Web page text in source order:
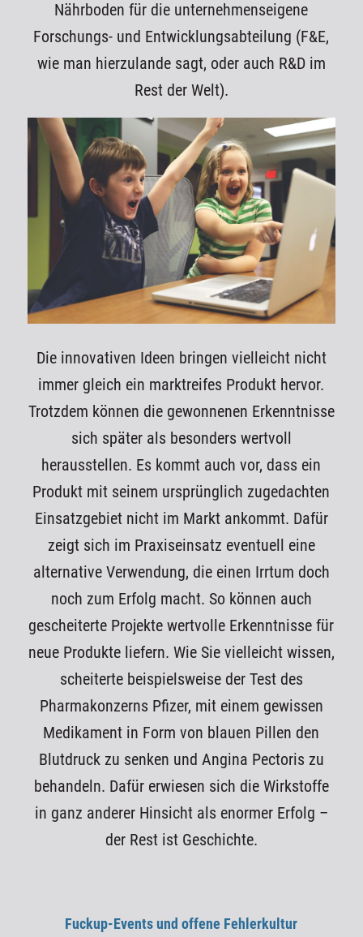
Nährboden für die unternehmenseigene
Forschungs- und Entwicklungsabteilung (F&E,
wie man hierzulande sagt, oder auch R&D im
Rest der Welt).
Die innovativen Ideen bringen vielleicht nicht
immer gleich ein marktreifes Produkt hervor.
Trotzdem können die gewonnenen Erkenntnisse
sich später als besonders wertvoll
herausstellen. Es kommt auch vor, dass ein
Produkt mit seinem ursprünglich zugedachten
Einsatzgebiet nicht im Markt ankommt. Dafür
zeigt sich im Praxiseinsatz eventuell eine
alternative Verwendung, die einen Irrtum doch
noch zum Erfolg macht. So können auch
gescheiterte Projekte wertvolle Erkenntnisse für
neue Produkte liefern. Wie Sie vielleicht wissen,
scheiterte beispielsweise der Test des
Pharmakonzerns Pfizer, mit einem gewissen
Medikament in Form von blauen Pillen den
Blutdruck zu senken und Angina Pectoris zu
behandeln. Dafür erwiesen sich die Wirkstoffe
in ganz anderer Hinsicht als enormer Erfolg –
der Rest ist Geschichte.
Fuckup-Events und offene Fehlerkultur